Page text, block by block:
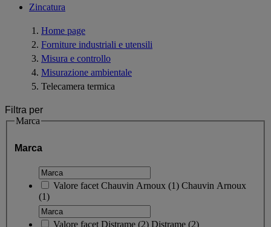
Zincatura
Home page
Forniture industriali e utensili
Misura e controllo
Misurazione ambientale
Telecamera termica
Filtra per
Marca
Marca
Valore facet Chauvin Arnoux (1) Chauvin Arnoux
(1)
Valore facet Distrame (2) Distrame (2)